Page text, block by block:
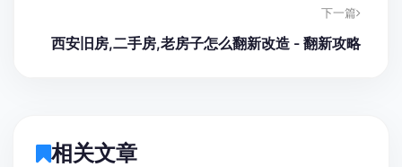
下一篇
西安旧房,二手房,老房子怎么翻新改造 - 翻新攻略
相关文章